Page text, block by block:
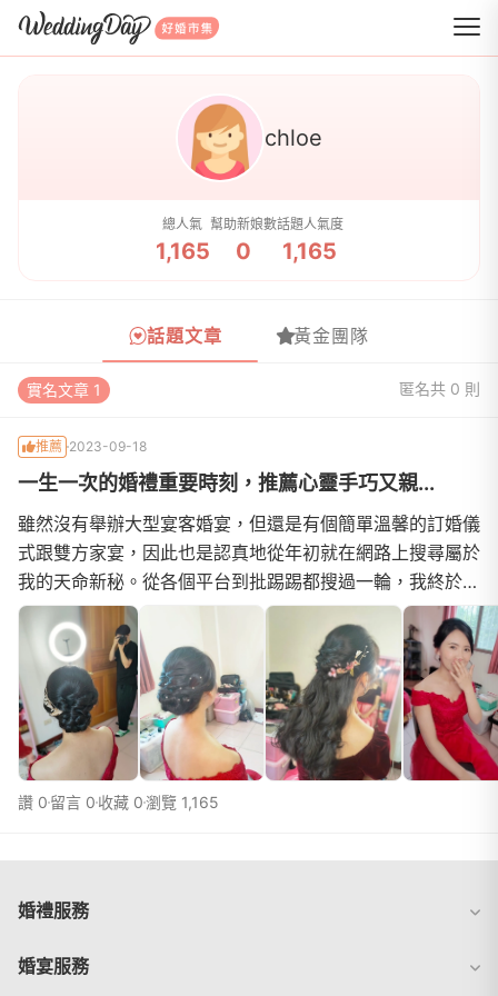
WeddingDay 好婚市集
chloe
總人氣
1,165
幫助新娘數
0
話題人氣度
1,165
話題文章 黃金團隊
實名文章 1 匿名共 0 則
推薦 2023-09-18
一生一次的婚禮重要時刻，推薦心靈手巧又親...
雖然沒有舉辦大型宴客婚宴，但還是有個簡單溫馨的訂婚儀
式跟雙方家宴，因此也是認真地從年初就在網路上搜尋屬於
我的天命新秘。從各個平台到批踢踢都搜過一輪，我終於找
到了米兒老師，完全沒有試妝就手刀下訂，生怕好...
讚 0 留言 0 收藏 0瀏覽 1,165
婚禮服務
婚宴服務